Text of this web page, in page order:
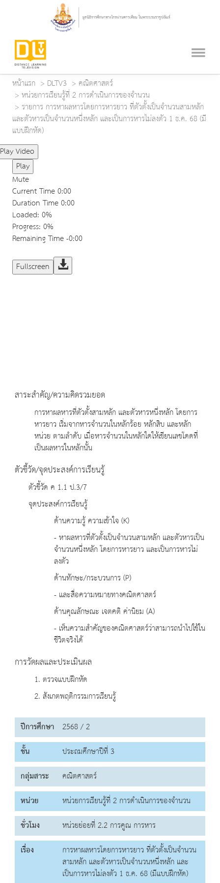
หน้าแรก DLTV3
คณิตศาสตร์
หน่วยการเรียนรู้ที่ 2 การดำเนินการของจำนวน
รายการ การหาผลหารโดยการหารยาว ที่ตัวตั้งเป็นจำนวนสามหลัก
และตัวหารเป็นจำนวนหนึ่งหลัก และเป็นการหารไม่ลงตัว 1 ธ.ค. 68 (มี
แบบฝึกหัด)
Play Video
Play
Mute
Current Time0:00
Duration Time0:00
Loaded: 0%
Progress: 0%
Remaining Time-0:00
Fullscreen
สาระสำคัญ/ความคิดรวมยอด
การหาผลหารที่ตัวตั้งสามหลัก และตัวหารหนึ่งหลัก โดยการ
หารยาว เริ่มจากหารจำนวนในหลักร้อย หลักสิบ และหลัก
หน่วย ตามลำดับ เมื่อหารจำนวนในหลักใดให้เขียนเลขโดดที่
เป็นผลหารในหลักนั้น
ตัวชี้วัด/จุดประสงค์การเรียนรู้
ตัวชี้วัด ค 1.1 ป.3/7
จุดประสงค์การเรียนรู้
ด้านความรู้ ความเข้าใจ (K)
- หาผลหารที่ตัวตั้งเป็นจำนวนสามหลัก และตัวหารเป็น
จำนวนหนึ่งหลัก โดยการหารยาว และเป็นการหารไม่
ลงตัว
ด้านทักษะ/กระบวนการ (P)
- และสื่อความหมายทางคณิตศาสตร์
ด้านคุณลักษณะ เจตคติ ค่านิยม (A)
- เห็นความสำคัญของคณิตศาสตร์ว่าสามารถนำไปใช้ใน
ชีวิตจริงได้
การวัดผลและประเมินผล
1. ตรวจแบบฝึกหัด
2. สังเกตพฤติกรรมการเรียนรู้
ปีการศึกษา 2568 / 2
ชั้น
ประถมศึกษาปีที่ 3
กลุ่มสาระ
คณิตศาสตร์
หน่วย
หน่วยการเรียนรู้ที่ 2 การดำเนินการของจำนวน
ชั่วโมง
หน่วยย่อยที่ 2.2 การคูณ การหาร
เรื่อง
การหาผลหารโดยการหารยาว ที่ตัวตั้งเป็นจำนวน
สามหลัก และตัวหารเป็นจำนวนหนึ่งหลัก และ
เป็นการหารไม่ลงตัว 1 ธ.ค. 68 (มีแบบฝึกหัด)